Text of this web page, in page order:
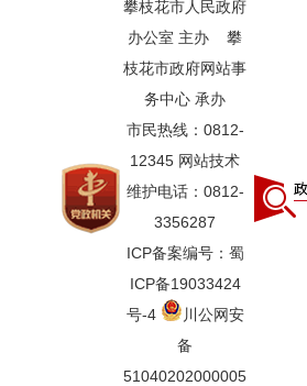
攀枝花市人民政府
办公室 主办 攀
枝花市政府网站事
务中心 承办
市民热线：0812-
12345 网站技术
维护电话：0812-
3356287
ICP备案编号：蜀
ICP备19033424
号-4
川公网安
备
51040202000005